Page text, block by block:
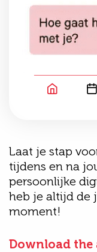
Laat je stap
tijdens en na
persoonlijke
heb je altijd de
moment!
Download the